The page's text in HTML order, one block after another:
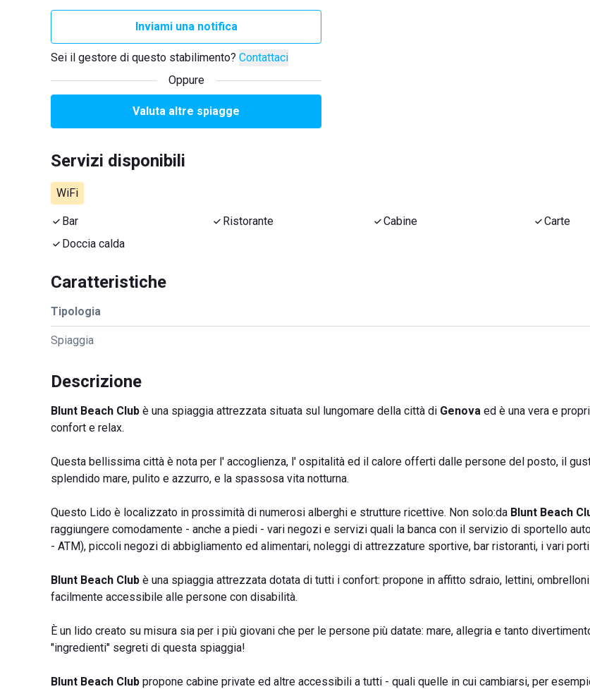
Inviami una notifica
Sei il gestore di questo stabilimento? Contattaci
Oppure
Valuta altre spiagge
Servizi disponibili
WiFi
Bar Ristorante Cabine
Carte
Doccia calda
Caratteristiche
Tipologia
Spiaggia
Descrizione
Blunt Beach Club è una spiaggia attrezzata situata sul lungomare della città di Genova ed è una vera e
confort e relax.
Questa bellissima città è nota per l' accoglienza, l' ospitalità ed il calore offerti dalle persone del posto, il
splendido mare, pulito e azzurro, e la spassosa vita notturna.
Questo Lido è localizzato in prossimità di numerosi alberghi e strutture ricettive. Non solo:da Blunt Beach
raggiungere comodamente - anche a piedi - vari negozi e servizi quali la banca con il servizio di sportello
- ATM), piccoli negozi di abbigliamento ed alimentari, noleggi di attrezzature sportive, bar ristoranti, i vari
Blunt Beach Club è una spiaggia attrezzata dotata di tutti i confort: propone in affitto sdraio, lettini,
facilmente accessibile alle persone con disabilità.
È un lido creato su misura sia per i più giovani che per le persone più datate: mare, allegria e tanto
"ingredienti" segreti di questa spiaggia!
Blunt Beach Club propone cabine private ed altre accessibili a tutti - quali quelle in cui cambiarsi, per